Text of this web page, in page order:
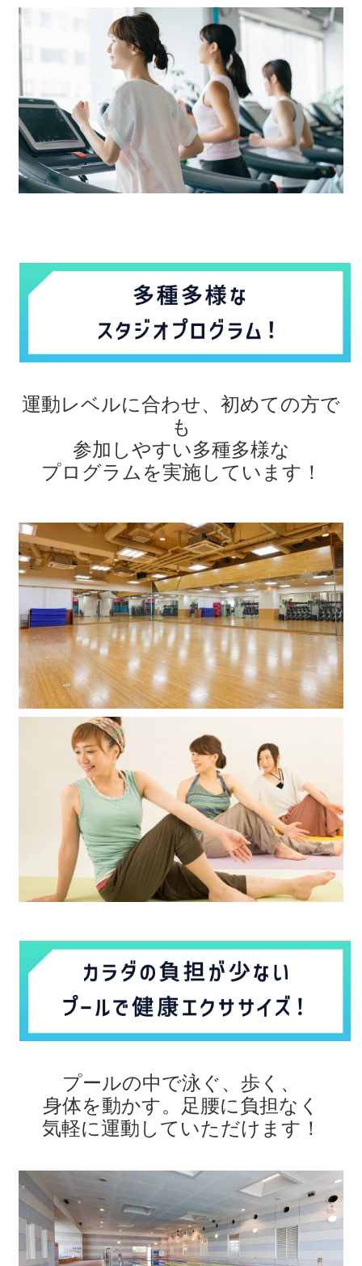
運動レベルに合わせ、初めての方で
も
参加しやすい多種多様な
プログラムを実施しています！
プールの中で泳ぐ、歩く、
身体を動かす。
足腰に負担なく
気軽に運動していただけます ！